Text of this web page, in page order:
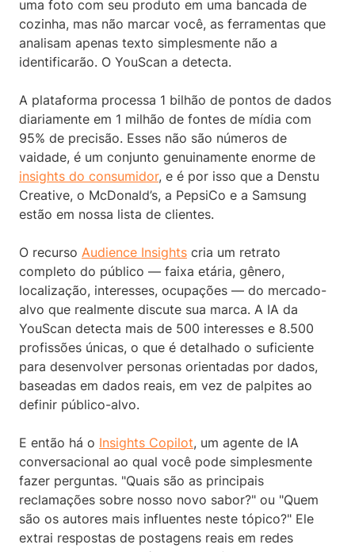
uma foto com seu produto em uma bancada de
cozinha, mas não marcar você, as ferramentas que
analisam apenas texto simplesmente não a
identificarão. O YouScan a detecta.
A plataforma processa 1 bilhão de pontos de dados
diariamente em 1 milhão de fontes de mídia com
95% de precisão. Esses não são números de
vaidade, é um conjunto genuinamente enorme de
insights do consumidor, e é por isso que a Denstu
Creative, o McDonald’s, a PepsiCo e a Samsung
estão em nossa lista de clientes.
O recurso Audience Insights cria um retrato
completo do público — faixa etária, gênero,
localização, interesses, ocupações — do mercado-
alvo que realmente discute sua marca. A IA da
YouScan detecta mais de 500 interesses e 8.500
profissões únicas, o que é detalhado o suficiente
para desenvolver personas orientadas por dados,
baseadas em dados reais, em vez de palpites ao
definir público-alvo.
E então há o Insights Copilot, um agente de IA
conversacional ao qual você pode simplesmente
fazer perguntas. "Quais são as principais
reclamações sobre nosso novo sabor?" ou "Quem
são os autores mais influentes neste tópico?" Ele
extrai respostas de postagens reais em redes